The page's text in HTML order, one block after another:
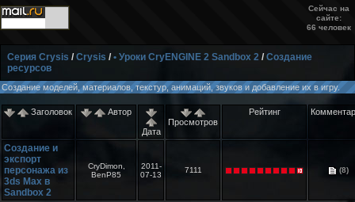
Сейчас на
сайте:
66 человек
Серия Crysis /Crysis /• Уроки CryENGINE 2 Sandbox 2 /Создание
ресурсов
Создание моделей, материалов, текстур, анимаций, звуков и добавление их в игру.
Заголовок Автор
Дата
Просмотров
Рейтинг
Создание и
экспорт
персонажа из
3ds Max в
Sandbox 2
CryDimon,
BenP85
2011-
07-13
7111 (8)